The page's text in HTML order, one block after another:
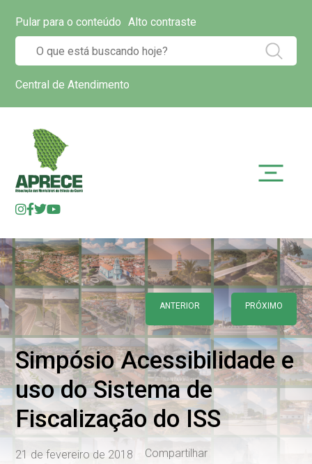
Pular para o conteúdo Alto contraste
Central de Atendimento
ANTERIOR PRÓXIMO
Simpósio Acessibilidade e
uso do Sistema de
Fiscalização do ISS
21 de fevereiro de 2018 Compartilhar